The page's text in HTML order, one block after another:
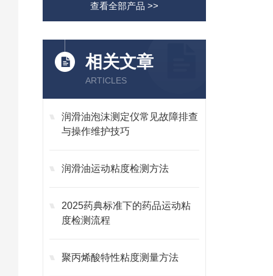
查看全部产品 >>
相关文章
ARTICLES
润滑油泡沫测定仪常见故障排查
与操作维护技巧
润滑油运动粘度检测方法
2025药典标准下的药品运动粘
度检测流程
聚丙烯酸特性粘度测量方法